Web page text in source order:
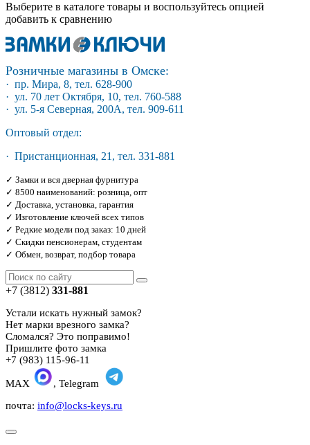
Выберите в каталоге товары и воспользуйтесь опцией
добавить к сравнению
Розничные магазины в Омске:
· пр. Мира, 8, тел. 628-900
· ул. 70 лет Октября, 10, тел. 760-588
· ул. 5-я Северная, 200А, тел. 909-611
Оптовый отдел:
· Пристанционная, 21, тел. 331-881
✓ Замки и вся дверная фурнитура
✓ 8500 наименований: розница, опт
✓ Доставка, установка, гарантия
✓ Изготовление ключей всех типов
✓ Редкие модели под заказ: 10 дней
✓ Скидки пенсионерам, студентам
✓ Обмен, возврат, подбор товара
+7 (3812) 331-881
Устали искать нужный замок?
Нет марки врезного замка?
Сломался? Это поправимо!
Пришлите фото замка
+7 (983) 115-96-11
MAX
, Telegram
почта: info@locks-keys.ru